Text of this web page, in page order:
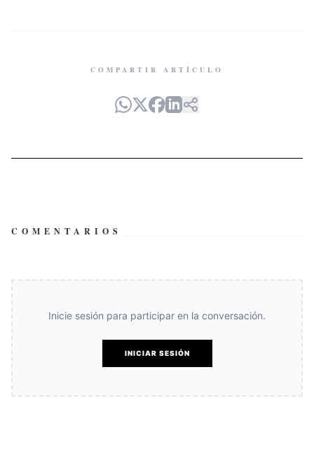
COMPARTIR ARTÍCULO
COMENTARIOS
Inicie sesión para participar en la conversación.
INICIAR SESIÓN